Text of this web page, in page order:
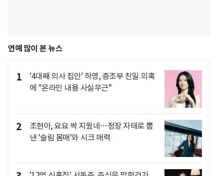
연예 많이 본 뉴스
1
'4대째 의사 집안' 하영, 증조부 친일 의혹
에 "온라인 내용 사실무근"
2
조현아, 요요 싹 지웠네…정장 자태로 뽐
낸 '슬림 몸매'와 시크 매력